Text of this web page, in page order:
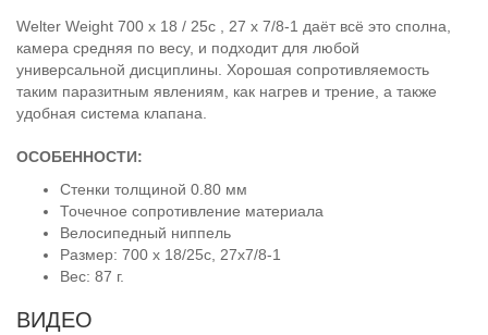
Welter Weight 700 x 18 / 25c , 27 x 7/8-1 даёт всё это сполна,
камера средняя по весу, и подходит для любой
универсальной дисциплины. Хорошая сопротивляемость
таким паразитным явлениям, как нагрев и трение, а также
удобная система клапана.
ОСОБЕННОСТИ:
Стенки толщиной 0.80 мм
Точечное сопротивление материала
Велосипедный ниппель
Размер: 700 x 18/25c, 27x7/8-1
Вес: 87 г.
ВИДЕО